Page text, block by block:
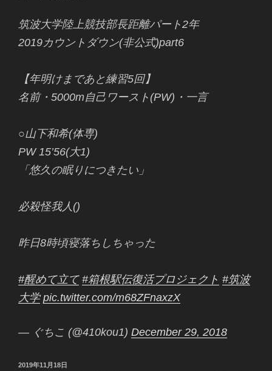
筑波大学陸上競技部長距離パート2年
2019カウントダウン(非公式)part6
【年明けまであと練習5回】
名前・5000m自己ワースト(PW)・一言
○山下和希(体専)
PW 15’56(大1)
「悠久の眠りにつきたい」
必殺怪我人()
昨日8時頃寝落ちしちゃった
#醒めて立て #箱根駅伝復活プロジェクト #筑波
大学 pic.twitter.com/m68ZFnaxzX
— ぐちこ (@410kou1) December 29, 2018
投
2019年11月18日